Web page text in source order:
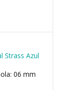
Strass Azul
06 mm